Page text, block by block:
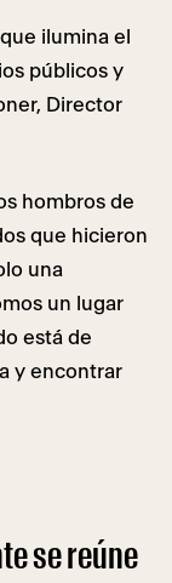
ilumina el
públicos y
Director
hombros de
que hicieron
una
un lugar
está de
y encontrar
se reúne